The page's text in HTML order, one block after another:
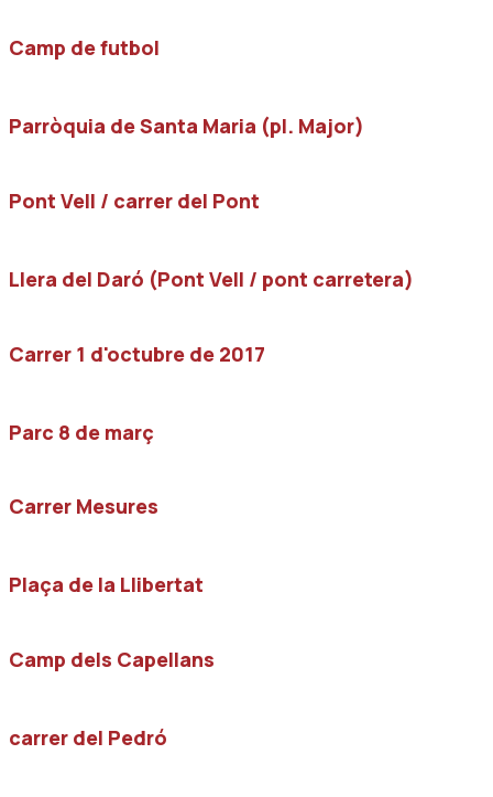
Camp de futbol
Parròquia de Santa Maria (pl. Major)
Pont Vell / carrer del Pont
Llera del Daró (Pont Vell / pont carretera)
Carrer 1 d'octubre de 2017
Parc 8 de març
Carrer Mesures
Plaça de la Llibertat
Camp dels Capellans
carrer del Pedró